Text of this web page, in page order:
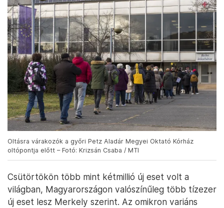
Oltásra várakozók a győri Petz Aladár Megyei Oktató Kórház
oltópontja előtt – Fotó: Krizsán Csaba / MTI
Csütörtökön több mint kétmillió új eset volt a
világban, Magyarországon valószínűleg több tízezer
új eset lesz Merkely szerint. Az omikron variáns